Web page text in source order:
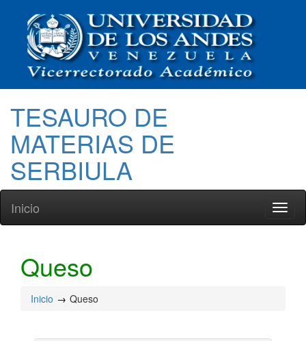
TESAURO DE
MATERIAS DE
SERBIULA
Inicio
Queso
Inicio Queso